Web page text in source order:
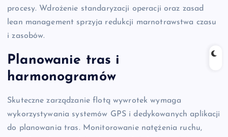
procesy. Wdrożenie standaryzacji operacji oraz zasad
lean management sprzyja redukcji marnotrawstwa czasu
i zasobów.
Planowanie tras i
harmonogramów
Skuteczne zarządzanie flotą wywrotek wymaga
wykorzystywania systemów GPS i dedykowanych aplikacji
do planowania tras. Monitorowanie natężenia ruchu,